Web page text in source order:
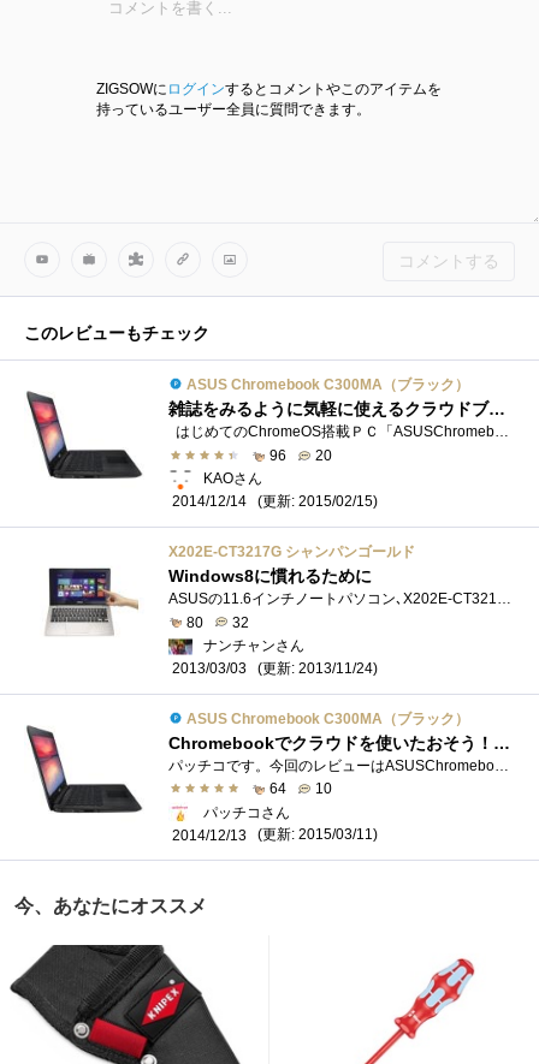
ZIGSOWに ログインするとコメントやこのアイテムを
持っているユーザー全員に質問できます。
コメントする
このレビューもチェック
ASUS Chromebook C300MA（ブラック）
雑誌をみるように気軽に使えるクラウドブック！！
はじめてのChromeOS搭載ＰＣ「ASUSChromebookC300MA」がお家にやってきました！ まずはChromebookってこんな感じだよ。というファーストインプレッシ�...
96
20
KAOさん
2014/12/14
(更新: 2015/02/15)
X202E-CT3217G シャンパンゴールド
Windows8に慣れるために
80
32
ナンチャンさん
2013/03/03
(更新: 2013/11/24)
ASUS Chromebook C300MA（ブラック）
Chromebookでクラウドを使いたおそう！（for Business）
64
10
パッチコさん
2014/12/13
(更新: 2015/03/11)
今、あなたにオススメ